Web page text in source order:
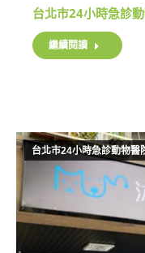
台北市24小時急診
繼續閱讀
台北市24小時急診動物醫